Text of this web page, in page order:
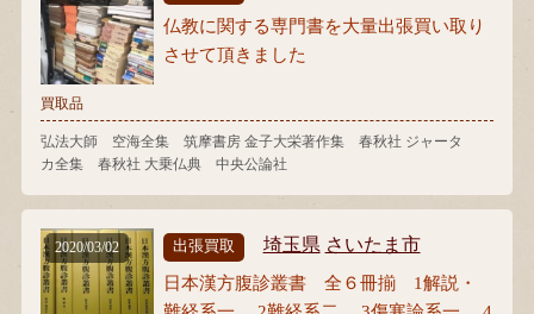
仏教に関する専門書を大量出張買い取り
させて頂きました
買取品
弘法大師 空海全集 筑摩書房 金子大栄著作集 春秋社 ジャータ
カ全集 春秋社 大乗仏典 中央公論社
出張買取 埼玉県 さいたま市
日本漢方腹診叢書 全６冊揃 1解説・
2020/03/02